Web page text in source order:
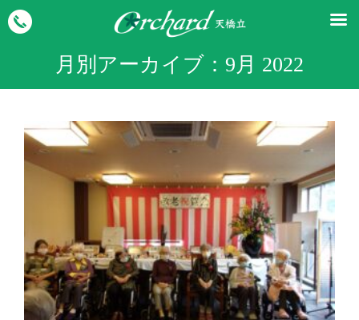
月別アーカイブ： 9月 2022